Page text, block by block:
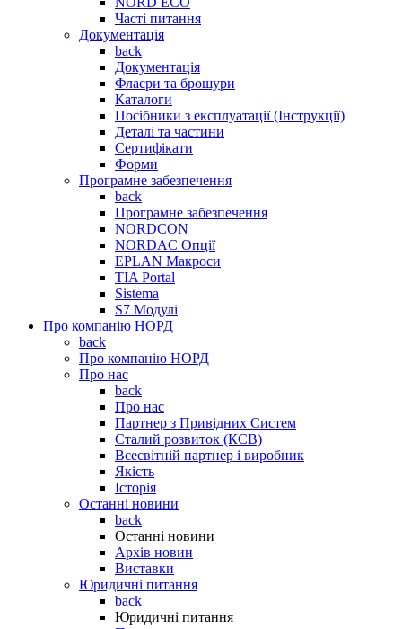
Часті питання
Документація
back
Документація
Флаєри та брошури
Каталоги
Посібники з експлуатації (Інструкції)
Деталі та частини
Сертифікати
Форми
Програмне забезпечення
back
Програмне забезпечення
NORDCON
NORDAC Опції
EPLAN Макроси
TIA Portal
Sistema
S7 Модулі
Про компанію НОРД
back
Про компанію НОРД
Про нас
back
Про нас
Партнер з Привідних Систем
Сталий розвиток (КСВ)
Всесвітній партнер і виробник
Якість
Історія
Останні новини
back
Останні новини
Архів новин
Виставки
Юридичні питання
back
Юридичні питання